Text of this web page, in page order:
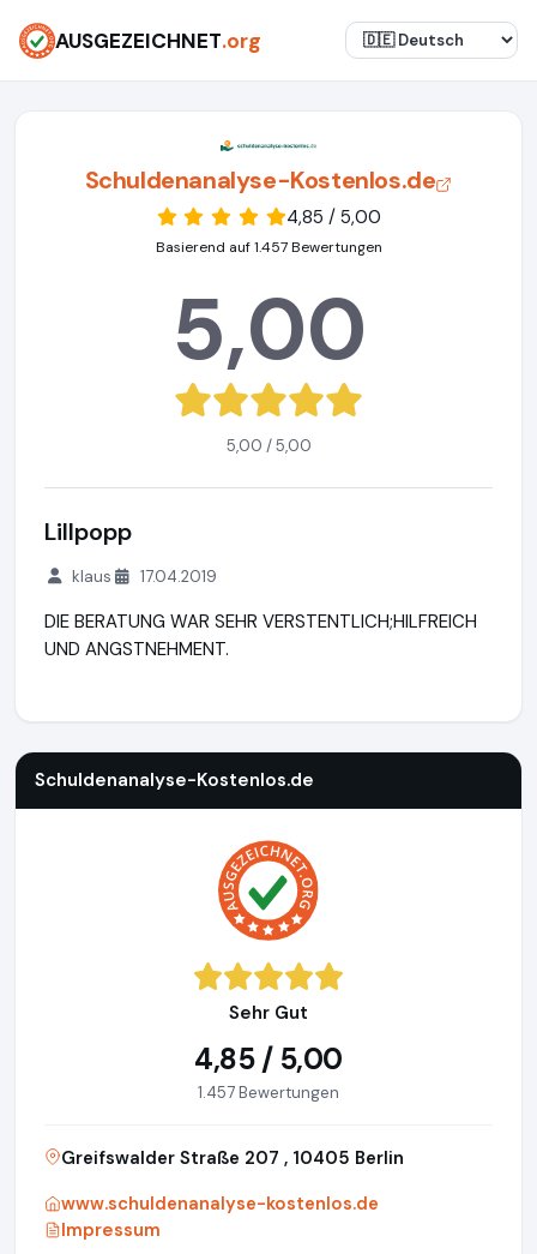
AUSGEZEICHNET.org
Schuldenanalyse-Kostenlos.de
4,85 / 5,00
Basierend auf 1.457 Bewertungen
5,00
5,00 / 5,00
Lillpopp
klaus 17.04.2019
DIE BERATUNG WAR SEHR VERSTENTLICH;HILFREICH
UND ANGSTNEHMENT.
Schuldenanalyse-Kostenlos.de
Sehr Gut
4,85 / 5,00
1.457 Bewertungen
Greifswalder Straße 207 , 10405 Berlin
www.schuldenanalyse-kostenlos.de
Impressum